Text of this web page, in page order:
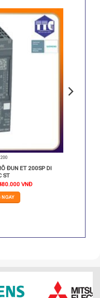
ĐUN ET 200SP DI
ST
VNĐ.
VNĐGiá
NGAY